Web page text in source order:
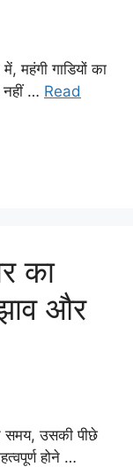
महंगी गाडियों का
नहीं … Read
का
और
समय, उसकी पीछे
होने …